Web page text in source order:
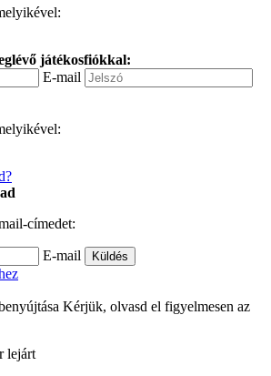
játékosfiókkal:
E-mail
címedet:
E-mail Küldés
Kérjük, olvasd el figyelmesen az
lejárt